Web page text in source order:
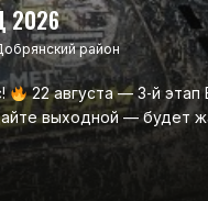
2026
район
22 августа — 3‑й
выходной — будет